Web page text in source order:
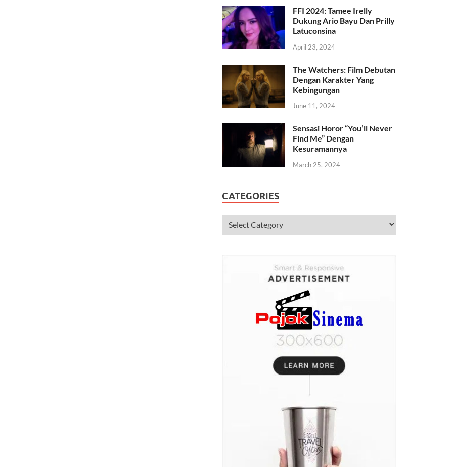
FFI 2024: Tamee Irelly
Dukung Ario Bayu Dan Prilly
Latuconsina
April 23, 2024
The Watchers: Film Debutan
Dengan Karakter Yang
Kebingungan
June 11, 2024
Sensasi Horor “You’ll Never
Find Me” Dengan
Kesuramannya
March 25, 2024
CATEGORIES